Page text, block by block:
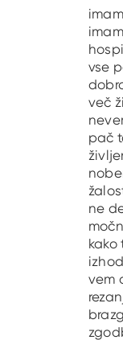
vse
več
pač
ne
kako
vem